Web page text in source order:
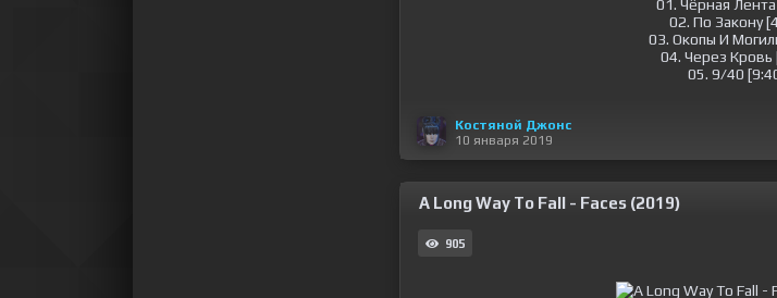
01. Чёрная
02. По Закону
03. Окопы И
04. Через Кровь
05. 9/40
Костяной Джонс
10 января 2019
A Long Way To Fall - Faces (2019)
905